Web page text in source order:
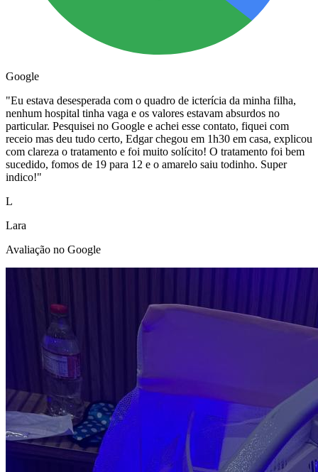
Google
"Eu estava desesperada com o quadro de icterícia da minha filha,
nenhum hospital tinha vaga e os valores estavam absurdos no
particular. Pesquisei no Google e achei esse contato, fiquei com
receio mas deu tudo certo, Edgar chegou em 1h30 em casa, explicou
com clareza o tratamento e foi muito solícito! O tratamento foi bem
sucedido, fomos de 19 para 12 e o amarelo saiu todinho. Super
indico!"
L
Lara
Avaliação no Google